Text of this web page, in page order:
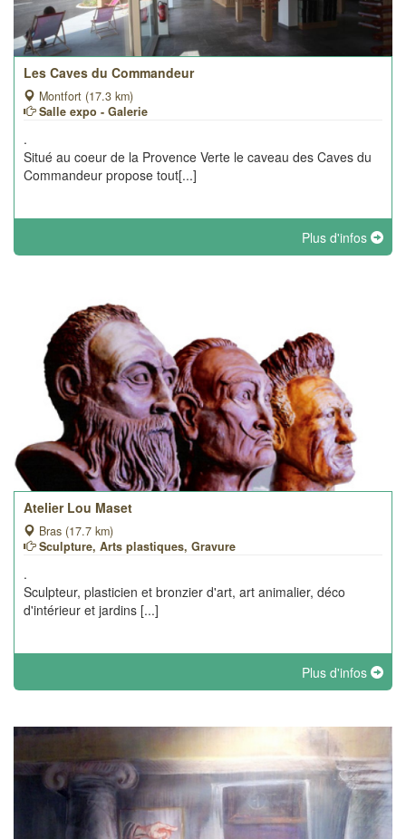
Les Caves du Commandeur
Montfort (17.3 km)
Salle expo - Galerie
.
Situé au coeur de la Provence Verte le caveau des Caves du
Commandeur propose tout[...]
Plus d'infos
Atelier Lou Maset
Bras (17.7 km)
Sculpture, Arts plastiques, Gravure
.
Sculpteur, plasticien et bronzier d'art, art animalier, déco
d'intérieur et jardins [...]
Plus d'infos